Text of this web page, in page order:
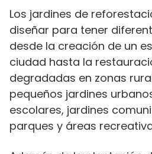
Los jardines de
diseñar para tener
desde la creación de un
ciudad hasta la
degradadas en zonas
pequeños jardines
escolares, jardines
parques y áreas